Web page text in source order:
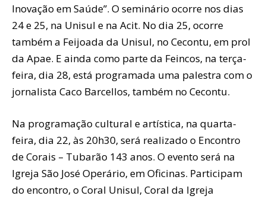
Inovação em Saúde”. O seminário ocorre nos dias
24 e 25, na Unisul e na Acit. No dia 25, ocorre
também a Feijoada da Unisul, no Cecontu, em prol
da Apae. E ainda como parte da Feincos, na terça-
feira, dia 28, está programada uma palestra com o
jornalista Caco Barcellos, também no Cecontu.
Na programação cultural e artística, na quarta-
feira, dia 22, às 20h30, será realizado o Encontro
de Corais – Tubarão 143 anos. O evento será na
Igreja São José Operário, em Oficinas. Participam
do encontro, o Coral Unisul, Coral da Igreja